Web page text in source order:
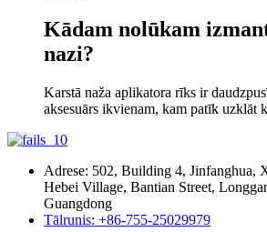
Kādam nolūkam
nazi?
Karstā naža aplikatora rīks ir
aksesuārs ikvienam, kam patīk uzklāt
Adrese: 502, Building 4, Jinfanghua,
Hebei Village, Bantian Street,
Guangdong
Tālrunis: +86-755-25029979